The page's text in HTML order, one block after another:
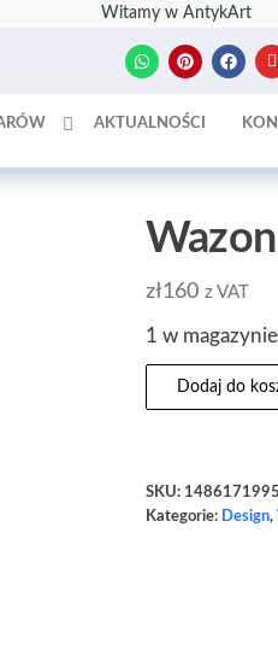
Witamy w AntykArt
AKTUALNOŚCI
zł160 z VAT
1 w magazynie
Dodaj do
SKU:
Kategorie: Design,